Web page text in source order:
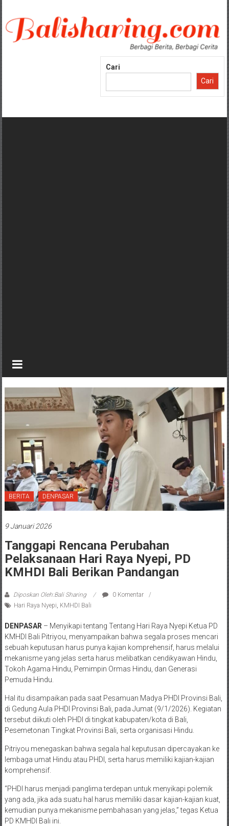
konten
Cari
Cari
BERITA DENPASAR
9 Januari 2026
Tanggapi Rencana Perubahan
Pelaksanaan Hari Raya Nyepi, PD
KMHDI Bali Berikan Pandangan
Diposkan Oleh:Bali Sharing
0 Komentar
Hari Raya Nyepi KMHDI Bali
DENPASAR – Menyikapi tentang Tentang Hari Raya Nyepi Ketua PD
KMHDI Bali Pitriyou, menyampaikan bahwa segala proses mencari
sebuah keputusan harus punya kajian komprehensif, harus melalui
mekanisme yang jelas serta harus melibatkan cendikyawan Hindu,
Tokoh Agama Hindu, Pemimpin Ormas Hindu, dan Generasi
Pemuda Hindu.
Hal itu disampaikan pada saat Pesamuan Madya PHDI Provinsi Bali,
di Gedung Aula PHDI Provinsi Bali, pada Jumat (9/1/2026). Kegiatan
tersebut diikuti oleh PHDI di tingkat kabupaten/kota di Bali,
Pesemetonan Tingkat Provinsi Bali, serta organisasi Hindu.
Pitriyou menegaskan bahwa segala hal keputusan dipercayakan ke
lembaga umat Hindu atau PHDI, serta harus memiliki kajian-kajian
komprehensif.
“PHDI harus menjadi panglima terdepan untuk menyikapi polemik
yang ada, jika ada suatu hal harus memiliki dasar kajian-kajian kuat,
kemudian punya mekanisme pembahasan yang jelas,” tegas Ketua
PD KMHDI Bali ini.